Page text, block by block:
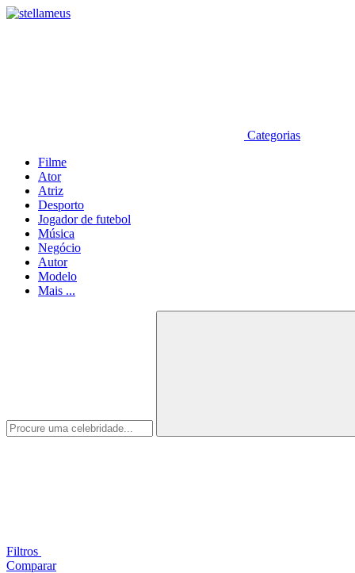
Categorias
Filme
Ator
Atriz
Desporto
Jogador de futebol
Música
Negócio
Autor
Modelo
Mais ...
Filtros
Comparar